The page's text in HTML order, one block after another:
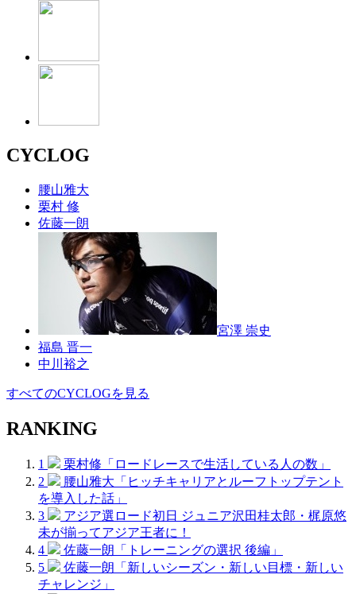
CYCLOG
腰山雅大
栗村 修
佐藤一朗
宮澤 崇史
福島 晋一
中川裕之
すべてのCYCLOGを見る
RANKING
1
栗村修「ロードレースで生活している人の数」
2
腰山雅大「ヒッチキャリアとルーフトップテント
を導入した話」
3
アジア選ロード初日 ジュニア沢田桂太郎・梶原悠
未が揃ってアジア王者に！
4
佐藤一朗「トレーニングの選択 後編」
5
佐藤一朗「新しいシーズン・新しい目標・新しい
チャレンジ」